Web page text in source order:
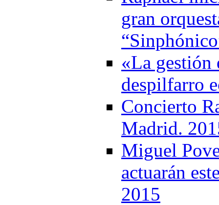
gran
«La gestión
despilfarro
Concierto
Madrid.
Miguel
actuarán
2015